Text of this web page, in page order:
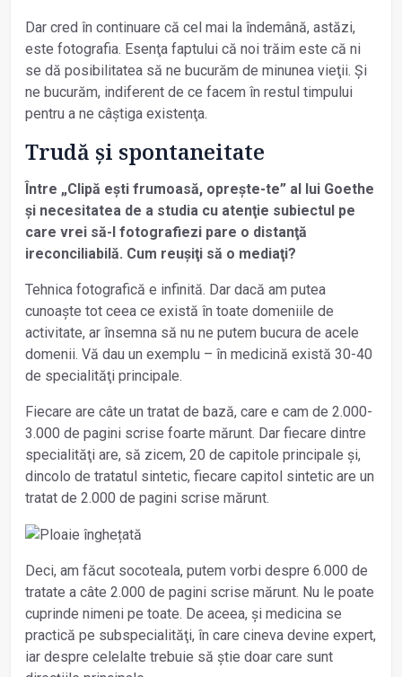
Dar cred în continuare că cel mai la îndemână, astăzi,
este fotografia. Esenţa faptului că noi trăim este că ni
se dă posibilitatea să ne bucurăm de minunea vieţii. Și
ne bucurăm, indiferent de ce facem în restul timpului
pentru a ne câștiga existenţa.
Trudă și spontaneitate
Între „Clipă ești frumoasă, oprește-te” al lui Goethe
și necesitatea de a studia cu atenţie subiectul pe
care vrei să-l fotografiezi pare o distanţă
ireconciliabilă. Cum reușiţi să o mediaţi?
Tehnica fotografică e infinită. Dar dacă am putea
cunoaște tot ceea ce există în toate domeniile de
activitate, ar însemna să nu ne putem bucura de acele
domenii. Vă dau un exemplu – în medicină există 30-40
de specialităţi principale.
Fiecare are câte un tratat de bază, care e cam de 2.000-
3.000 de pagini scrise foarte mărunt. Dar fiecare dintre
specialităţi are, să zicem, 20 de capitole principale și,
dincolo de tratatul sintetic, fiecare capitol sintetic are un
tratat de 2.000 de pagini scrise mărunt.
Deci, am făcut socoteala, putem vorbi despre 6.000 de
tratate a câte 2.000 de pagini scrise mărunt. Nu le poate
cuprinde nimeni pe toate. De aceea, și medicina se
practică pe subspecialităţi, în care cineva devine expert,
iar despre celelalte trebuie să știe doar care sunt